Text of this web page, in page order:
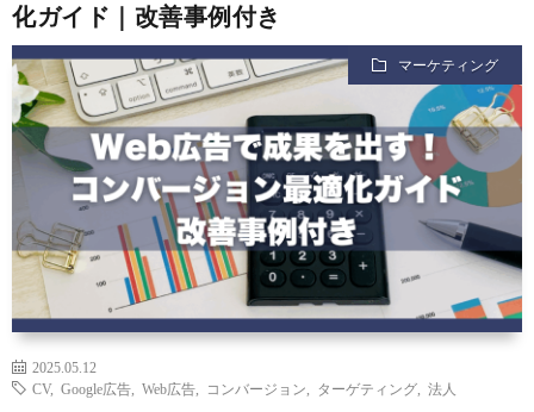
化ガイド｜改善事例付き
マーケティング
2025.05.12
CV, Google広告 Web広告 コンバージョン ターゲティング 法人